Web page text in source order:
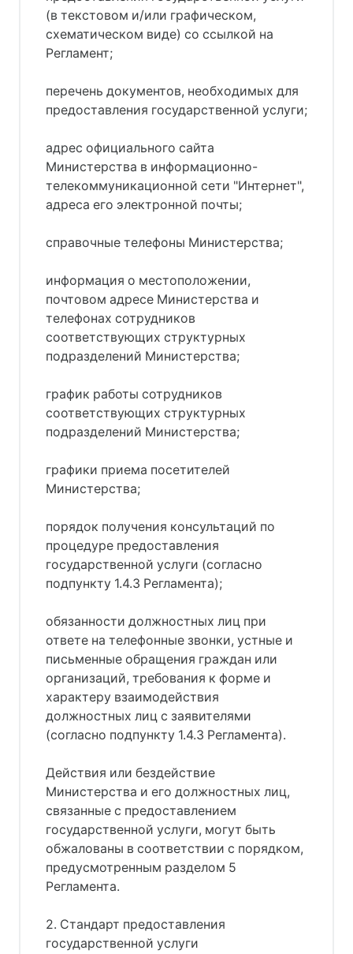
(в текстовом и/или графическом,
схематическом виде) со ссылкой на
Регламент;
перечень документов, необходимых для
предоставления государственной услуги;
адрес официального сайта
Министерства в информационно-
телекоммуникационной сети "Интернет",
адреса его электронной почты;
справочные телефоны Министерства;
информация о местоположении,
почтовом адресе Министерства и
телефонах сотрудников
соответствующих структурных
подразделений Министерства;
график работы сотрудников
соответствующих структурных
подразделений Министерства;
графики приема посетителей
Министерства;
порядок получения консультаций по
процедуре предоставления
государственной услуги (согласно
подпункту 1.4.3 Регламента);
обязанности должностных лиц при
ответе на телефонные звонки, устные и
письменные обращения граждан или
организаций, требования к форме и
характеру взаимодействия
должностных лиц с заявителями
(согласно подпункту 1.4.3 Регламента).
Действия или бездействие
Министерства и его должностных лиц,
связанные с предоставлением
государственной услуги, могут быть
обжалованы в соответствии с порядком,
предусмотренным разделом 5
Регламента.
2. Стандарт предоставления
государственной услуги